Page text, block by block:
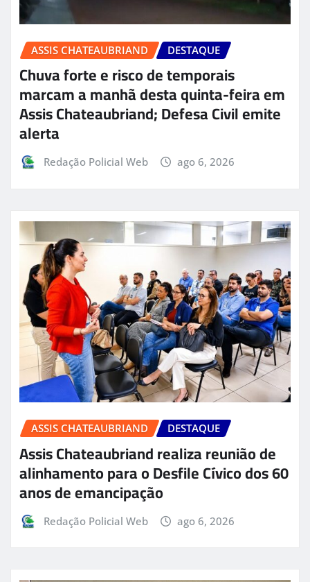
ASSIS CHATEAUBRIAND DESTAQUE
Chuva forte e risco de temporais
marcam a manhã desta quinta-feira em
Assis Chateaubriand; Defesa Civil emite
alerta
Redação Policial Web ago 6, 2026
ASSIS CHATEAUBRIAND DESTAQUE
Assis Chateaubriand realiza reunião de
alinhamento para o Desfile Cívico dos 60
anos de emancipação
Redação Policial Web ago 6, 2026